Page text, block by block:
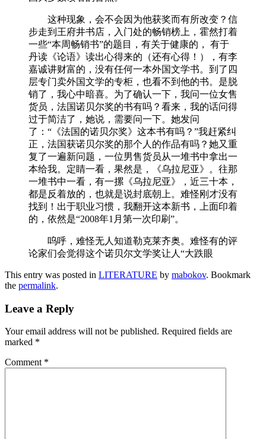
这种现象，会不会因为他获奖而有所改变？信
步走到王府井书店，入门处的畅销榜上，霍然打着
一些“本周畅销书”的题目，有关于健康的， 有于
丹读《论语》读出心得来的（还有心得！），有李
嘉诚讲财富的，没有任何一本外国文学书。到了四
层专门卖外国文学的专柜，也看不到他的书。是脱
销了，我心中暗喜。为了确认一下，我问一位女售
货员，法国诺贝尔奖的书有吗？看来，我的话问得
过于简洁了，她说，需要问一下。她发问
了：“《法国的诺贝尔奖》这本书有吗？”我赶紧纠
正，法国获诺贝尔奖的那个人的作品有吗？她又重
复了一遍新问题，一位男售货员从一堆书中拿出一
本给我。定睛一看，果然是，《乌拉尼亚》。往那
一堆书中一看，有一摞《乌拉尼亚》，近三十本，
都是反着放的，也就是说封底朝上。难怪刚才没有
找到！出于职业习惯，我翻开这本新书，上面印着
的，依然是“2008年1月第一次印刷”。
呜呼，难怪无人知道勒克莱齐奥。难怪有的评
论家们会觉得这个诺贝尔文学奖让人“大跌眼
This entry was posted in LITERATURE by mabokov. Bookmark
the permalink.
Leave a Reply
Your email address will not be published. Required fields are
marked *
Comment *